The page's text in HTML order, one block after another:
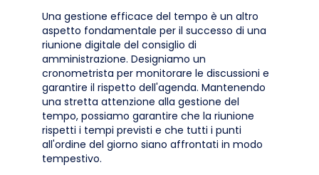
Una gestione efficace del tempo è un altro
aspetto fondamentale per il successo di una
riunione digitale del consiglio di
amministrazione. Designiamo un
cronometrista per monitorare le discussioni e
garantire il rispetto dell'agenda. Mantenendo
una stretta attenzione alla gestione del
tempo, possiamo garantire che la riunione
rispetti i tempi previsti e che tutti i punti
all'ordine del giorno siano affrontati in modo
tempestivo.